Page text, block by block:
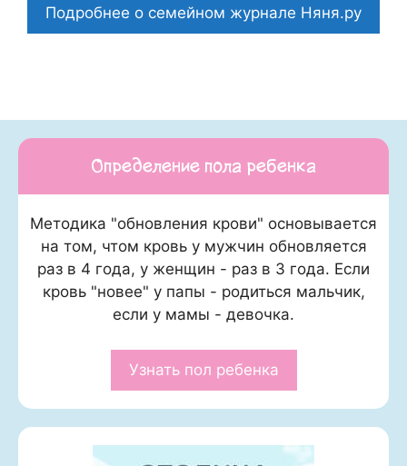
Подробнее о семейном журнале Няня.ру
Определение пола ребенка
Методика "обновления крови" основывается
на том, чтом кровь у мужчин обновляется
раз в 4 года, у женщин - раз в 3 года. Если
кровь "новее" у папы - родиться мальчик,
если у мамы - девочка.
Узнать пол ребенка